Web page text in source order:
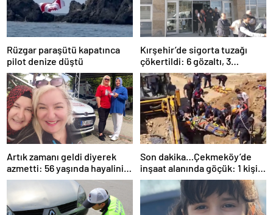
Rüzgar paraşütü kapatınca
pilot denize düştü
Kırşehir’de sigorta tuzağı
çökertildi: 6 gözaltı, 3
tutuklama
Artık zamanı geldi diyerek
azmetti: 56 yaşında hayalini
kurduğu ehliyete kavuştu
Son dakika…Çekmeköy’de
inşaat alanında göçük: 1 kişi
hayatını kaybetti